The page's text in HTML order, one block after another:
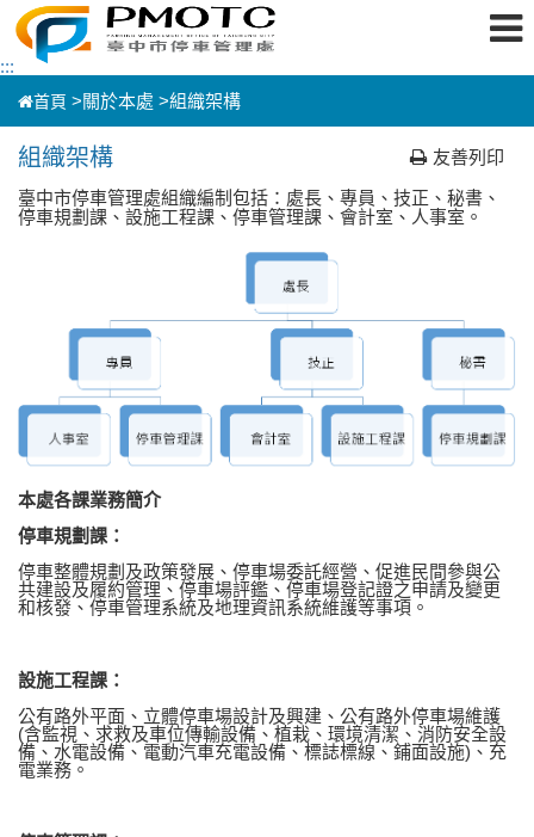
跳
:::
首頁 >關於本處 >組織架構
組織架構 友善列印
臺中市停車管理處組織編制包括：處長、專員、技正、秘書、
停車規劃課、設施工程課、停車管理課、會計室、人事室。
本處各課業務簡介
停車規劃課：
停車整體規劃及政策發展、停車場委託經營、促進民間參與公
共建設及履約管理、停車場評鑑、停車場登記證之申請及變更
和核發、停車管理系統及地理資訊系統維護等事項。
設施工程課：
公有路外平面、立體停車場設計及興建、公有路外停車場維護
(含監視、求救及車位傳輸設備、植栽、環境清潔、消防安全設
備、水電設備、電動汽車充電設備、標誌標線、鋪面設施) 、充
電業務。